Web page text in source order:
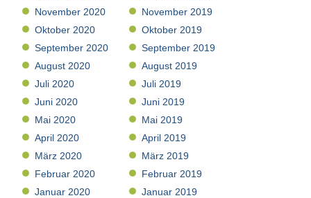
November 2020
Oktober 2020
September 2020
August 2020
Juli 2020
Juni 2020
Mai 2020
April 2020
März 2020
Februar 2020
Januar 2020
November 2019
Oktober 2019
September 2019
August 2019
Juli 2019
Juni 2019
Mai 2019
April 2019
März 2019
Februar 2019
Januar 2019